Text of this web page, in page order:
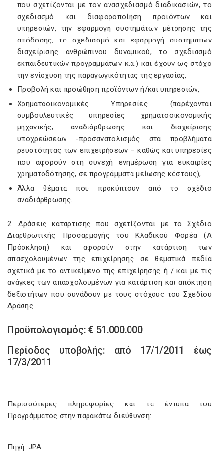
που σχετίζονται με τον ανασχεδιασμό διαδικασιών, το
σχεδιασμό και διαφοροποίηση προϊόντων και
υπηρεσιών, την εφαρμογή συστημάτων μέτρησης της
απόδοσης, το σχεδιασμό και εφαρμογή συστημάτων
διαχείρισης ανθρώπινου δυναμικού, το σχεδιασμό
εκπαιδευτικών προγραμμάτων κ.α.) και έχουν ως στόχο
την ενίσχυση της παραγωγικότητας της εργασίας,
Προβολή και προώθηση προϊόντων ή/και υπηρεσιών,
Χρηματοοικονομικές Υπηρεσίες (παρέχονται
συμβουλευτικές υπηρεσίες χρηματοοικονομικής
μηχανικής, αναδιάρθρωσης και διαχείρισης
υποχρεώσεων -προσανατολισμός στα προβλήματα
ρευστότητας των επιχειρήσεων – καθώς και υπηρεσίες
που αφορούν στη συνεχή ενημέρωση για ευκαιρίες
χρηματοδότησης, σε προγράμματα μείωσης κόστους),
Άλλα θέματα που προκύπτουν από το σχέδιο
αναδιάρθρωσης.
2. Δράσεις κατάρτισης που σχετίζονται με το Σχέδιο
Διαρθρωτικής Προσαρμογής του Κλαδικού Φορέα (Α
Πρόσκληση) και αφορούν στην κατάρτιση των
απασχολουμένων της επιχείρησης σε θεματικά πεδία
σχετικά με το αντικείμενο της επιχείρησης ή / και με τις
ανάγκες των απασχολουμένων για κατάρτιση και απόκτηση
δεξιοτήτων που συνάδουν με τους στόχους του Σχεδίου
Δράσης.
Προϋπολογισμός: € 51.000.000
Περίοδος υποβολής: από 17/1/2011 έως
17/3/2011
Περισσότερες πληροφορίες και τα έντυπα του
Προγράμματος στην παρακάτω διεύθυνση:
Πηγή: JPA